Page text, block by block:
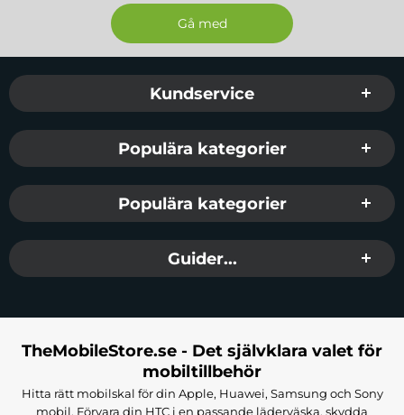
Sidfot Blandad info och länkar
Kundservice
Populära kategorier
Populära kategorier
Guider...
TheMobileStore.se - Det självklara valet för
mobiltillbehör
Hitta rätt mobilskal för din Apple, Huawei, Samsung och Sony
mobil. Förvara din HTC i en passande läderväska, skydda